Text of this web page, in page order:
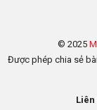
© 2025
Được phép chia sẻ
Liên